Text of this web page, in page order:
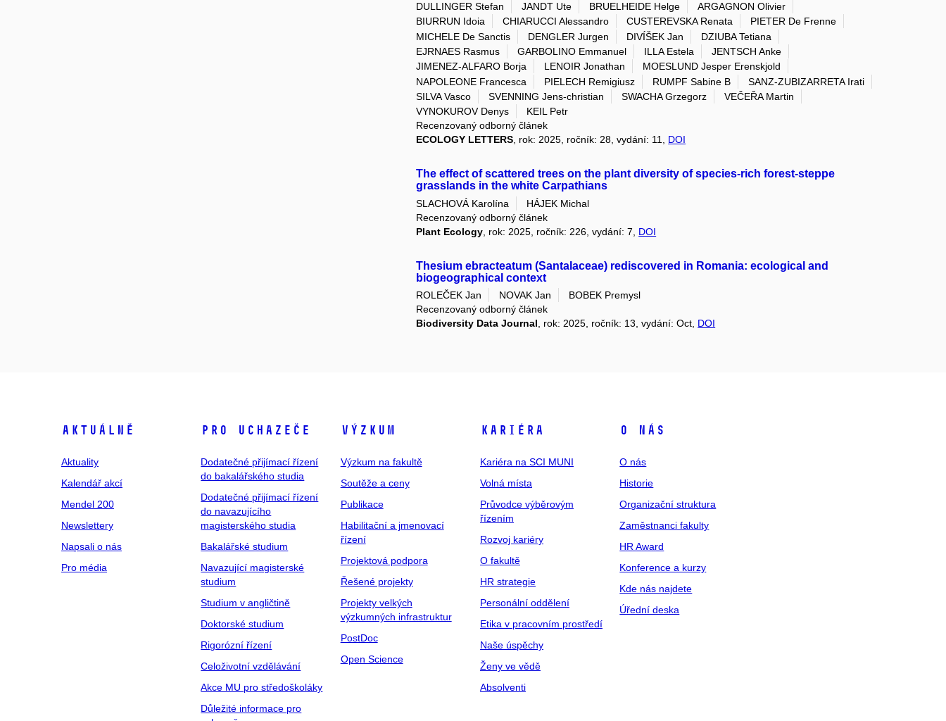
DULLINGER Stefan
JANDT Ute BRUELHEIDE Helge
ARGAGNON Olivier
BIURRUN Idoia
CHIARUCCI Alessandro CUSTEREVSKA Renata
PIETER De Frenne
MICHELE De Sanctis
DENGLER Jurgen DIVÍŠEK Jan
DZIUBA Tetiana
EJRNAES Rasmus
GARBOLINO Emmanuel ILLA Estela
JENTSCH Anke
JIMENEZ-ALFARO Borja
LENOIR Jonathan
MOESLUND Jesper Erenskjold
NAPOLEONE Francesca
PIELECH Remigiusz RUMPF Sabine B
SANZ-ZUBIZARRETA Irati
SILVA Vasco
SVENNING Jens-christian SWACHA Grzegorz
VEČEŘA Martin
VYNOKUROV Denys
KEIL Petr
Recenzovaný odborný článek
ECOLOGY LETTERS, rok: 2025, ročník: 28, vydání: 11, DOI
The effect of scattered trees on the plant diversity of species-rich forest-steppe
grasslands in the white Carpathians
SLACHOVÁ Karolína
HÁJEK Michal
Recenzovaný odborný článek
Plant Ecology , rok: 2025, ročník: 226, vydání: 7, DOI
Thesium ebracteatum (Santalaceae) rediscovered in Romania: ecological and
biogeographical context
ROLEČEK Jan NOVAK Jan
BOBEK Premysl
Recenzovaný odborný článek
Biodiversity Data Journal , rok: 2025, ročník: 13, vydání: Oct, DOI
Aktuálně
Aktuality
Kalendář akcí
Mendel 200
Newslettery
Napsali o nás
Pro média
Pro uchazeče
Dodatečné přijímací řízení
do bakalářského studia
Dodatečné přijímací řízení
do navazujícího
magisterského studia
Bakalářské studium
Navazující magisterské
studium
Studium v angličtině
Doktorské studium
Rigorózní řízení
Celoživotní vzdělávání
Akce MU pro středoškoláky
Důležité informace pro
Výzkum
Výzkum na fakultě
Soutěže a ceny
Publikace
Habilitační a jmenovací
řízení
Projektová podpora
Řešené projekty
Projekty velkých
výzkumných infrastruktur
PostDoc
Open Science
Kariéra
Kariéra na SCI MUNI
Volná místa
Průvodce výběrovým
řízením
Rozvoj kariéry
O fakultě
HR strategie
Personální oddělení
Etika v pracovním prostředí
Naše úspěchy
Ženy ve vědě
Absolventi
O nás
O nás
Historie
Organizační struktura
Zaměstnanci fakulty
HR Award
Konference a kurzy
Kde nás najdete
Úřední deska